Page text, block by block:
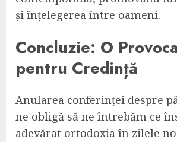
și înțelegerea între oameni.
Concluzie: O
pentru Credință
Anularea conferinței despre
ne obligă să ne întrebăm ce
adevărat ortodoxia în zilele